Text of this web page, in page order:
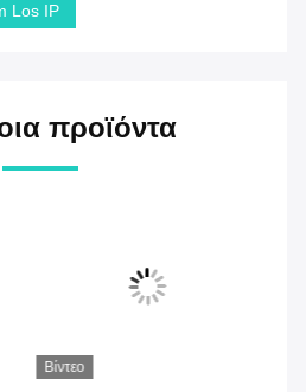
Los IP
προϊόντα
Βίντεο